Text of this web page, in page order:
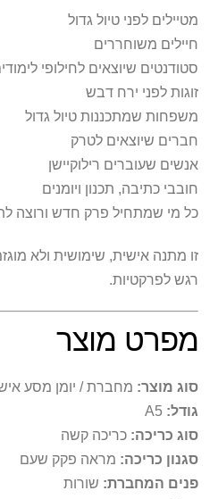
מטיילים לפני טיול גדול
חיילים משוחררים
סטודנטים שיוצאים לחילופי
זוגות לפני ירח דבש
משפחות שמתכננות טיול גדול
חברים שיוצאים לטרק
אנשים שעוברים רילוקיישן
חובבי כתיבה, תכנון ויומנים
כל מי שמתחיל פרק חדש ורוצה
זו מתנה אישית, שימושית ולא
רגש לפרקטיות.
מפרט מוצר
סוג מוצר: מחברת / יומן מסע
גודל: A5
סוג כריכה: כריכה קשה
סגנון כריכה: מראה פקק שעם
פנים המחברת: שורות